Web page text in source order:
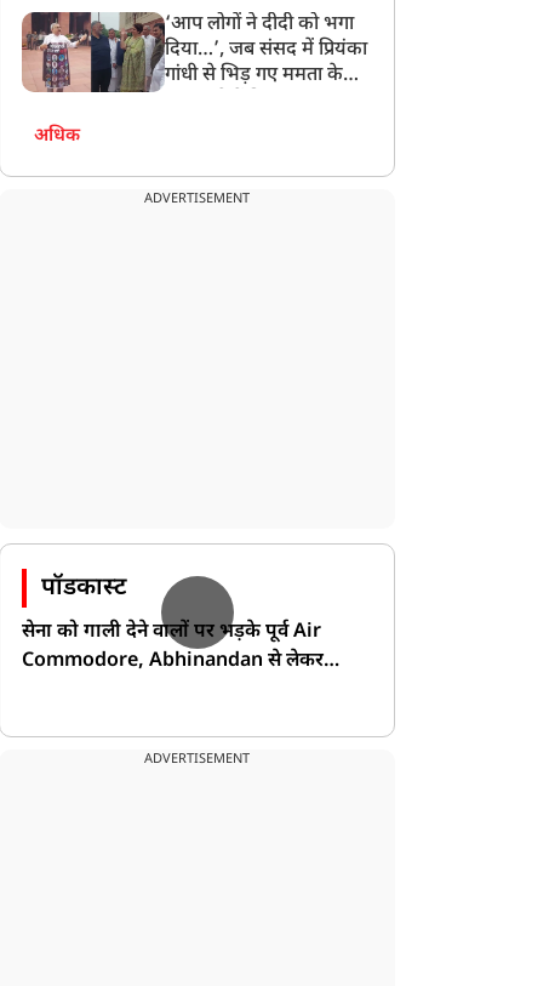
‘आप लोगों ने दीदी को भगा
दिया…’, जब संसद में प्रियंका
गांधी से भिड़ गए ममता के
अधिक
ADVERTISEMENT
पॉडकास्ट
सेना को गाली देने वालों पर भड़के पूर्व Air
Commodore, Abhinandan से लेकर
ADVERTISEMENT